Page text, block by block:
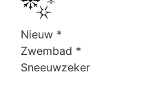
Nieuw *
Zwembad *
Sneeuwzeker